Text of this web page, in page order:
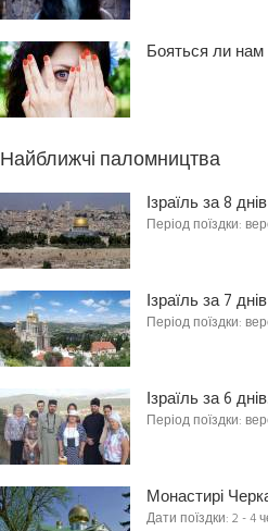
Бояться ли нам
Найближчі паломництва
Ізраїль за 8 днів
Період поїздки:
Ізраїль за 7 днів
Період поїздки:
Ізраїль за 6
Період поїздки:
Монастирі
Дати поїздки: 2 - 4